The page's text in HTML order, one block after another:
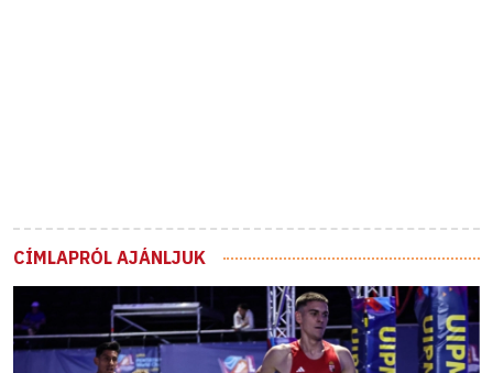
CÍMLAPRÓL AJÁNLJUK